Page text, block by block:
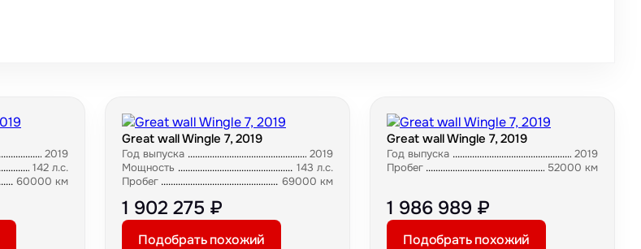
2019
142 л.с.
60000 км
Great wall Wingle 7, 2019
Год выпуска
2019
Мощность
143 л.с.
Пробег
69000 км
1 902 275 ₽
Подобрать похожий
Great wall Wingle 7, 2019
Год выпуска
2019
Пробег
52000 км
1 986 989 ₽
Подобрать похожий